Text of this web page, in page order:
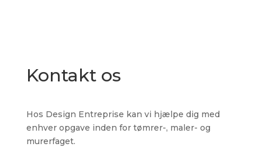
Kontakt os
Hos Design Entreprise kan vi hjælpe dig med
enhver opgave inden for tømrer-, maler- og
murerfaget.